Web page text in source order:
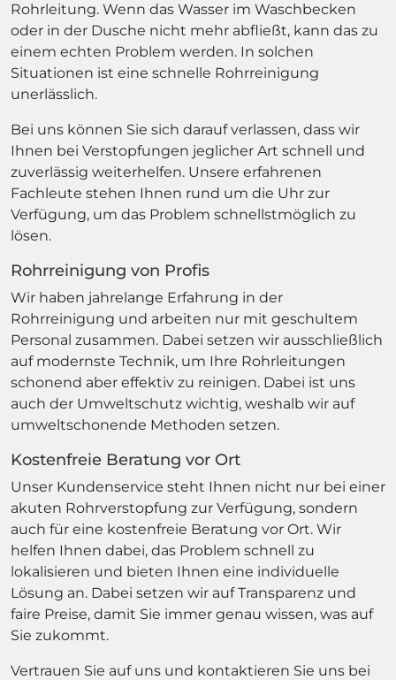
Rohrleitung. Wenn das Wasser im Waschbecken
oder in der Dusche nicht mehr abfließt, kann das zu
einem echten Problem werden. In solchen
Situationen ist eine schnelle Rohrreinigung
unerlässlich.
Bei uns können Sie sich darauf verlassen, dass wir
Ihnen bei Verstopfungen jeglicher Art schnell und
zuverlässig weiterhelfen. Unsere erfahrenen
Fachleute stehen Ihnen rund um die Uhr zur
Verfügung, um das Problem schnellstmöglich zu
lösen.
Rohrreinigung von Profis
Wir haben jahrelange Erfahrung in der
Rohrreinigung und arbeiten nur mit geschultem
Personal zusammen. Dabei setzen wir ausschließlich
auf modernste Technik, um Ihre Rohrleitungen
schonend aber effektiv zu reinigen. Dabei ist uns
auch der Umweltschutz wichtig, weshalb wir auf
umweltschonende Methoden setzen.
Kostenfreie Beratung vor Ort
Unser Kundenservice steht Ihnen nicht nur bei einer
akuten Rohrverstopfung zur Verfügung, sondern
auch für eine kostenfreie Beratung vor Ort. Wir
helfen Ihnen dabei, das Problem schnell zu
lokalisieren und bieten Ihnen eine individuelle
Lösung an. Dabei setzen wir auf Transparenz und
faire Preise, damit Sie immer genau wissen, was auf
Sie zukommt.
Vertrauen Sie auf uns und kontaktieren Sie uns bei